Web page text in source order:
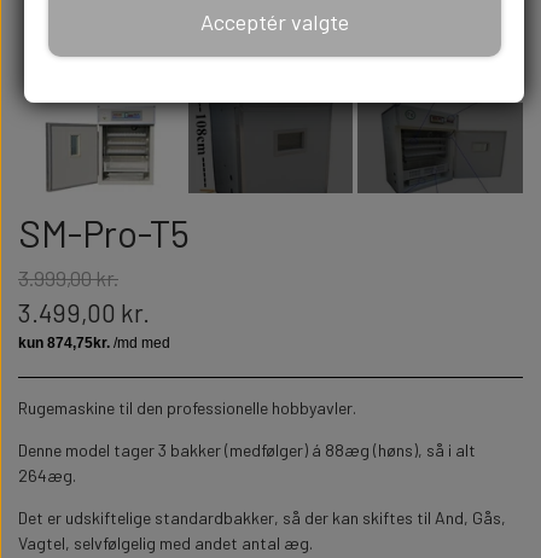
SM-Pro-T5
3.999,00 kr.
3.499,00 kr.
Rugemaskine til den professionelle hobbyavler.
Denne model tager 3 bakker (medfølger) á 88æg (høns), så i alt
264æg.
Det er udskiftelige standardbakker, så der kan skiftes til And, Gås,
Vagtel, selvfølgelig med andet antal æg.
Acceptér valgte